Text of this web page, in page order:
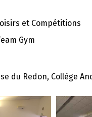
et Compétitions
Gym
du Redon, Collège